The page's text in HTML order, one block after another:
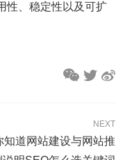
性、稳定性以及可扩
NEXT
道网站建设与网站推